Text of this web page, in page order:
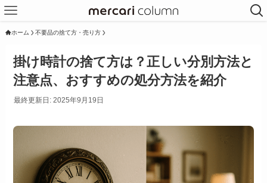
ホーム 不要品の捨て方・売り方
掛け時計の捨て方は？正しい分別方法と
注意点、おすすめの処分方法を紹介
最終更新日: 2025年9月19日